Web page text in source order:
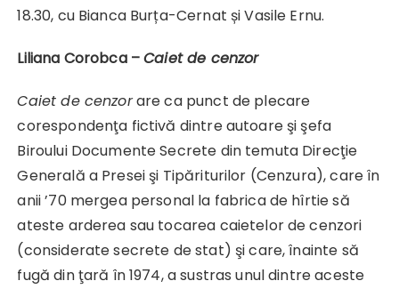
18.30, cu Bianca Burța-Cernat și Vasile Ernu.
Liliana Corobca –Caiet de cenzor
Caiet de cenzorare ca punct de plecare
corespondenţa fictivă dintre autoare şi şefa
Biroului Documente Secrete din temuta Direcţie
Generală a Presei şi Tipăriturilor (Cenzura), care în
anii ’70 mergea personal la fabrica de hîrtie să
ateste arderea sau tocarea caietelor de cenzori
(considerate secrete de stat) şi care, înainte să
fugă din ţară în 1974, a sustras unul dintre aceste